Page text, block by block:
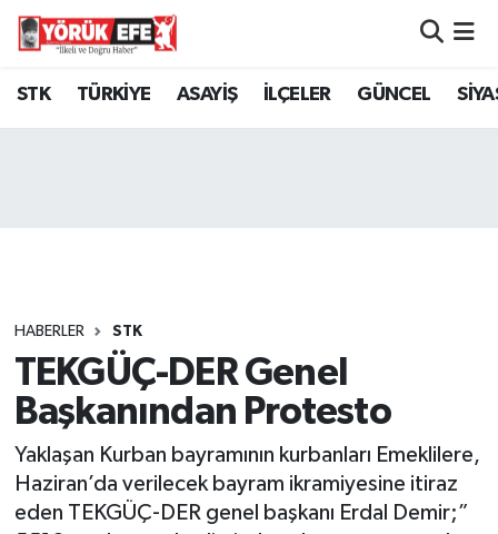
STK TÜRKİYE ASAYİŞ İLÇELER GÜNCEL
HABERLER STK
TEKGÜÇ-DER Genel
Başkanından Protesto
Yaklaşan Kurban bayramının kurbanları Emeklilere,
Haziran’da verilecek bayram ikramiyesine itiraz
eden TEKGÜÇ-DER genel başkanı Erdal Demir;”
Aydın Nöbetçi Eczaneler
Tüm Manşetler
Son Dakika Haberleri
Haber Arşivi